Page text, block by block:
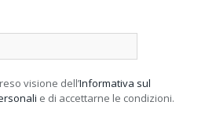
visione dell’Informativa sul
e di accettarne le condizioni.